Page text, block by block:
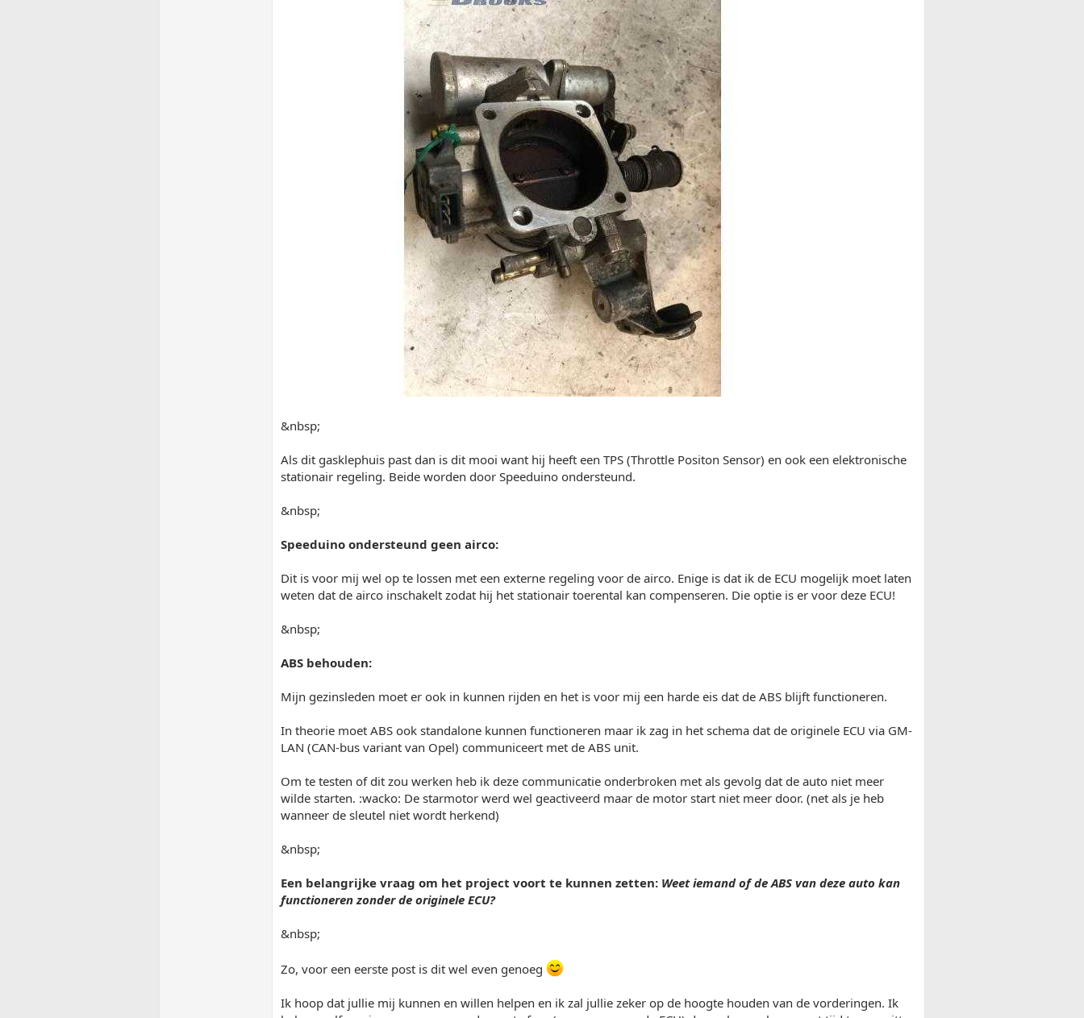
&nbsp;
Als dit gasklephuis past dan is dit mooi want hij heeft een TPS (Throttle Positon Sensor) en ook een elektronische
stationair regeling. Beide worden door Speeduino ondersteund.
&nbsp;
Speeduino ondersteund geen airco:
Dit is voor mij wel op te lossen met een externe regeling voor de airco. Enige is dat ik de ECU mogelijk moet laten
weten dat de airco inschakelt zodat hij het stationair toerental kan compenseren. Die optie is er voor deze ECU!
&nbsp;
ABS behouden:
Mijn gezinsleden moet er ook in kunnen rijden en het is voor mij een harde eis dat de ABS blijft functioneren.
In theorie moet ABS ook standalone kunnen functioneren maar ik zag in het schema dat de originele ECU via GM-
LAN (CAN-bus variant van Opel) communiceert met de ABS unit.
Om te testen of dit zou werken heb ik deze communicatie onderbroken met als gevolg dat de auto niet meer
wilde starten. :wacko: De starmotor werd wel geactiveerd maar de motor start niet meer door. (net als je heb
wanneer de sleutel niet wordt herkend)
&nbsp;
Een belangrijke vraag om het project voort te kunnen zetten: Weet iemand of de ABS van deze auto kan
functioneren zonder de originele ECU?
&nbsp;
Zo, voor een eerste post is dit wel even genoeg
Ik hoop dat jullie mij kunnen en willen helpen en ik zal jullie zeker op de hoogte houden van de vorderingen. Ik